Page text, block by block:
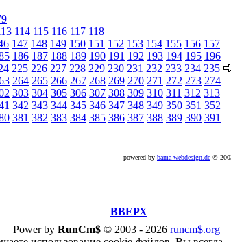
114 115 116 117 118
147 148 149 150 151 152 153 154 155 156 157
186 187 188 189 190 191 192 193 194 195 196
225 226 227 228 229 230 231 232 233 234 235
264 265 266 267 268 269 270 271 272 273 274
303 304 305 306 307 308 309 310 311 312 313
342 343 344 345 346 347 348 349 350 351 352
381 382 383 384 385 386 387 388 389 390 391
powered by bama-webdesign.de ©
ВВЕРХ
Power by RunCm$ © 2003 - 2026 runcm$.org